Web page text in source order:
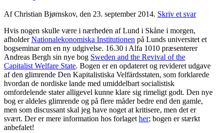
Af Christian Bjørnskov, den 23. september 2014. Skriv et svar
Hvis nogen skulle være i nærheden af Lund i Skåne i morgen,
afholderNationalekonomiska Institutionen på Lunds universitet et
bogseminar om en ny udgivelse. 16.30 i Alfa 1010 præsenterer
Andreas Bergh sin nye bog Sweden and the Revival of the
Capitalist Welfare State. Bogen er en opdateret og revideret udgave
af den glimrende Den Kapitalistiska Velfärdsstaten, som forklarede
hvordan de nordiske lande med umiddelbart socialistisk
omfordelende stater alligevel kunne klare sig rimeligt godt. Den nye
bog er aldeles glimrende og på flere måder bedre end den gamle,
men som discussant skal jeg have noget at kritisere, men det er
svært. Der er mere information hos forlaget her; bogen er stærkt
anbefalet!